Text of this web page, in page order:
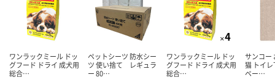
ワンラックミール ドッ
グフード ドライ 成犬用
総合…
ペットシーツ 防水シー
ツ 使い捨て レギュラ
ー 80…
ワンラックミール ドッ
グフード ドライ 成犬用
総合…
サンコー
猫 トイ
ベー…